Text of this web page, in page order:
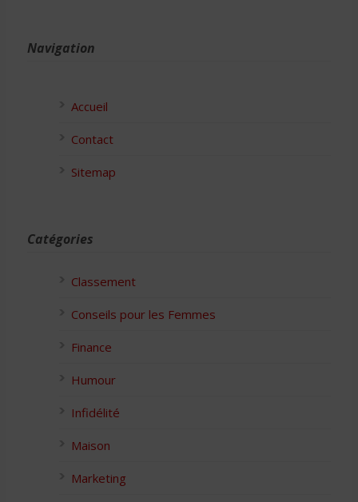
Navigation
Accueil
Contact
Sitemap
Catégories
Classement
Conseils pour les Femmes
Finance
Humour
Infidélité
Maison
Marketing